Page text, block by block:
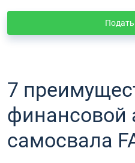
7
финансовой
самосвала